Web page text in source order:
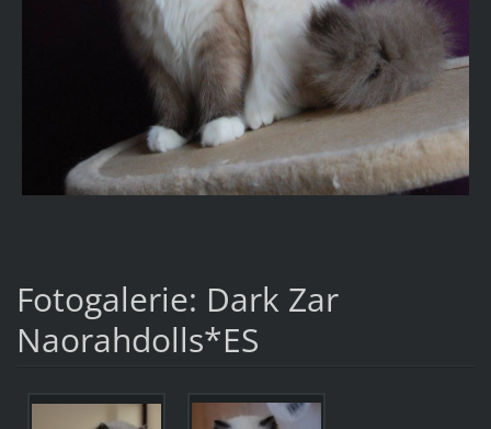
Fotogalerie: Dark Zar
Naorahdolls*ES